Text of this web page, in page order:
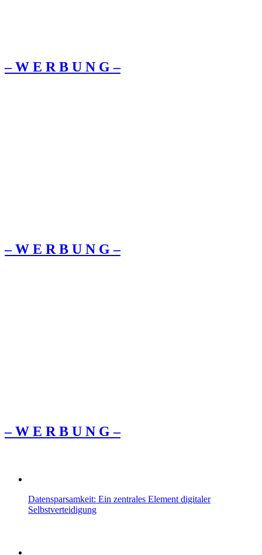
– W Ε R Β U Ν G –
– W Ε R Β U Ν G –
– W Ε R Β U Ν G –
Datensparsamkeit: Ein zentrales Element digitaler
Selbstverteidigung